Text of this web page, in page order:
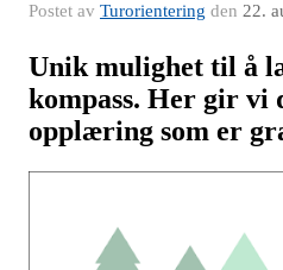
Postet av Turorientering den 22.
Unik mulighet til å
kompass. Her gir vi
opplæring som er